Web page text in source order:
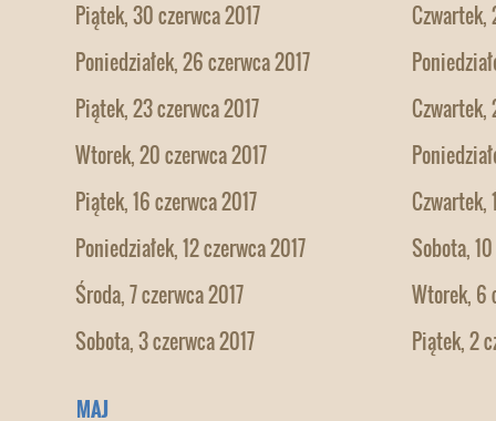
Piątek, 30 czerwca 2017
Czwartek,
Poniedziałek, 26 czerwca 2017
Piątek, 23 czerwca 2017
Czwartek,
Wtorek, 20 czerwca 2017
Piątek, 16 czerwca 2017
Czwartek,
Poniedziałek, 12 czerwca 2017
Sobota,
Środa, 7 czerwca 2017
Wtorek, 6
Sobota, 3 czerwca 2017
Piątek, 2
MAJ